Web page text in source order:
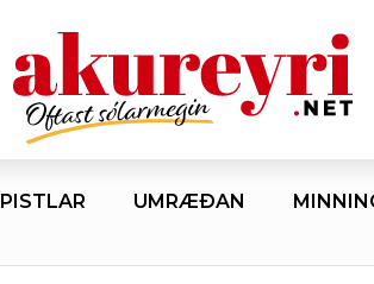
PISTLAR UMRÆÐAN